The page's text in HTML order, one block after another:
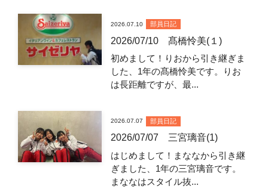
2026/07/10 髙橋怜美(１)
初めまして！りおから引き継ぎま
した、1年の髙橋怜美です。りお
は長距離ですが、最...
2026.07.10 部員日記
2026/07/07 三宮璃音(1)
はじめまして！まななから引き継
ぎました、1年の三宮璃音です。
まななはスタイル抜...
2026.07.07 部員日記